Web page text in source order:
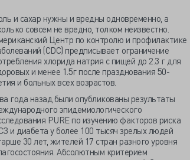
и сахар нужны и вредны одновременно, а
совсем не вредно, толком неизвестно.
Центр по контролю и профилактике
(CDC) предписывает ограничение
хлорида натрия с пищей до 2.3 г для
и менее 1.5г после празднования 50-
и больных всех возрастов.
года назад были опубликованы результаты
эпидемиологического
PURE по изучению факторов риска
и диабета у более 100 тысяч зрелых людей
30 лет, жителей 17 стран разного уровня
Абсолютным критерием